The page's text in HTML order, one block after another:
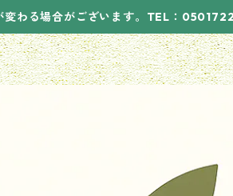
変わる場合がございます。TEL：